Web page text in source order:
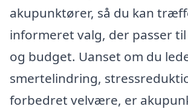
akupunktører, så du kan
informeret valg, der passer
og budget. Uanset om du
smertelindring,
forbedret velvære, er